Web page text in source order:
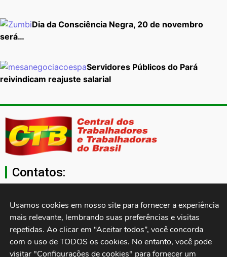
Dia da Consciência Negra, 20 de novembro
será…
Servidores Públicos do Pará
reivindicam reajuste salarial
Contatos:
secgeral@ctb.org.br
11 3874-0040
Rua Cardoso de Almeida, 1843, Sumaré São Paulo - SP -
Usamos cookies em nosso site para fornecer a experiência
mais relevante, lembrando suas preferências e visitas
repetidas. Ao clicar em “Aceitar todos”, você concorda
com o uso de TODOS os cookies. No entanto, você pode
visitar "Configurações de cookies" para fornecer um